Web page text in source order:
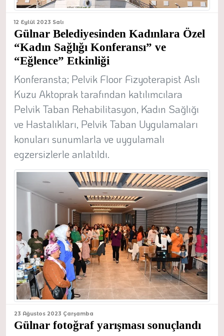
12 Eylül 2023 Salı
Gülnar Belediyesinden Kadınlara Özel
“Kadın Sağlığı Konferansı” ve
“Eğlence” Etkinliği
Konferansta; Pelvik Floor Fizyoterapist Aslı
Kuzu Aktoprak tarafından katılımcılara
Pelvik Taban Rehabilitasyon, Kadın Sağlığı
ve Hastalıkları, Pelvik Taban Uygulamaları
konuları sunumlarla ve uygulamalı
egzersizlerle anlatıldı.
23 Ağustos 2023 Çarşamba
Gülnar fotoğraf yarışması sonuçlandı